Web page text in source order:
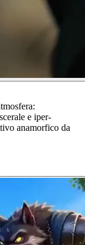
e iper-
anamorfico da